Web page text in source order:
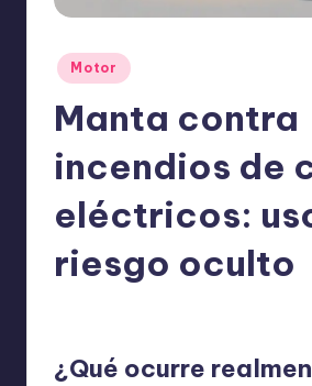
Publicado
en
Motor
Manta contra
incendios de
eléctricos:
riesgo oculto
¿Qué ocurre